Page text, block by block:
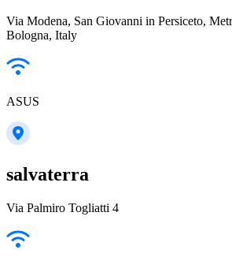
Via Modena, San Giovanni in Persiceto,
Bologna, Italy
ASUS
salvaterra
Via Palmiro Togliatti 4